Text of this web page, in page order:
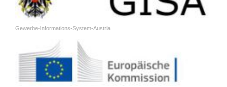
Gewerbe-Informations-System-Austria